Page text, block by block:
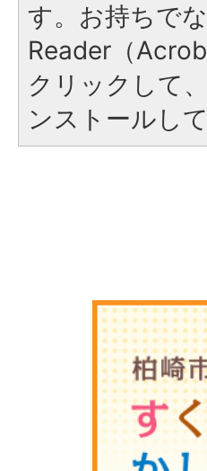
す。お持ちで
Reader（
クリックして
ンストールし